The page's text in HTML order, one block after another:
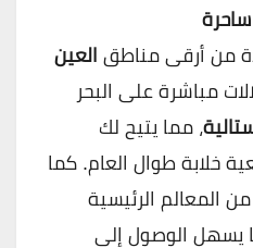
من أرقى مناطقالعين
مباشرة على البحر
، مما يتيح لك
خلابة طوال العام. كما
المعالم الرئيسية
يسهل الوصول إلى